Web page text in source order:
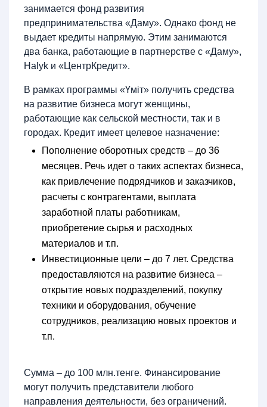
занимается фонд развития
предпринимательства «Даму». Однако фонд не
выдает кредиты напрямую. Этим занимаются
два банка, работающие в партнерстве с «Даму»,
Halyk и «ЦентрКредит».
В рамках программы «Үміт» получить средства
на развитие бизнеса могут женщины,
работающие как сельской местности, так и в
городах. Кредит имеет целевое назначение:
Пополнение оборотных средств – до 36
месяцев. Речь идет о таких аспектах бизнеса,
как привлечение подрядчиков и заказчиков,
расчеты с контрагентами, выплата
заработной платы работникам,
приобретение сырья и расходных
материалов и т.п.
Инвестиционные цели – до 7 лет. Средства
предоставляются на развитие бизнеса –
открытие новых подразделений, покупку
техники и оборудования, обучение
сотрудников, реализацию новых проектов и
т.п.
Сумма – до 100 млн.тенге. Финансирование
могут получить представители любого
направления деятельности, без ограничений.